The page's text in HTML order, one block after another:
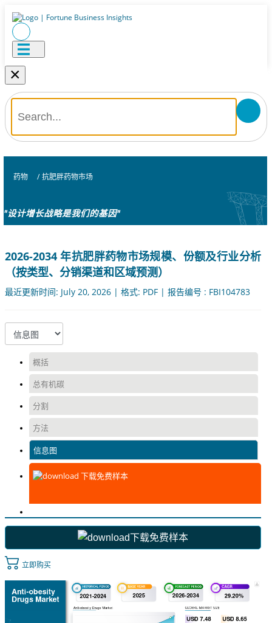
×
药物 / 抗肥胖药物市场
"设计增长战略是我们的基因"
2026-2034 年抗肥胖药物市场规模、份额及行业分析
（按类型、分销渠道和区域预测）
最近更新时间: July 20, 2026 | 格式: PDF | 报告编号 : FBI104783
概括
总有机碳
分割
方法
信息图
下载免费样本
下载免费样本
立即购买